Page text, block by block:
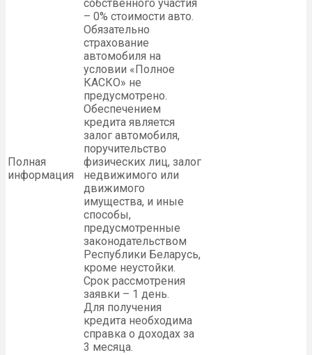
Полная
информация
собственного участия
– 0% стоимости авто.
Обязательно
страхование
автомобиля на
условии «Полное
КАСКО» не
предусмотрено.
Обеспечением
кредита является
залог автомобиля,
поручительство
физических лиц, залог
недвижимого или
движимого
имущества, и иные
способы,
предусмотренные
законодательством
Республики Беларусь,
кроме неустойки.
Срок рассмотрения
заявки – 1 день.
Для получения
кредита необходима
справка о доходах за
3 месяца.